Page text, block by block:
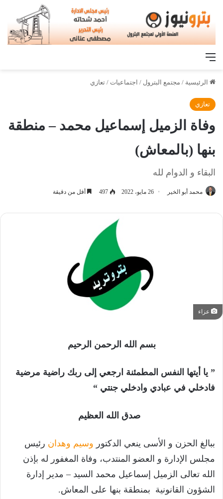
القائمة
الرئيسية / مجتمع البترول / اجتماعيات / تعازي
تعازي
وفاة الزميل إسماعيل محمد – منطقة
بنها (بالمعاش)
البقاء و الدوام لله
محمد أبو الخير 26 مايو، 2022 497 أقل من دقيقة
عزاء
بسم الله الرحمن الرحيم
” يا أيتها النفس المطمئنة ارجعي إلى ربك راضية مرضية
فادخلي في عبادي وادخلي جنتي “
صدق الله العظيم
ببالغ الحزن و الأسى ينعي الدكتور وسيم وهدان رئيس
مجلس الإدارة و العضو المنتدب، وفاة المغفور له بإذن
الله تعالى الزميل إسماعيل محمد السيد – مدير إدارة
الشؤون القانونية بمنطقة بنها على المعاش.